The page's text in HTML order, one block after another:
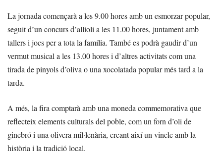
La jornada començarà a les 9.00 hores amb un esmorzar popular,
seguit d’un concurs d’allioli a les 11.00 hores, juntament amb
tallers i jocs per a tota la família. També es podrà gaudir d’un
vermut musical a les 13.00 hores i d’altres activitats com una
tirada de pinyols d’oliva o una xocolatada popular més tard a la
tarda.
A més, la fira comptarà amb una moneda commemorativa que
reflecteix elements culturals del poble, com un forn d’oli de
ginebró i una olivera mil·lenària, creant així un vincle amb la
història i la tradició local.